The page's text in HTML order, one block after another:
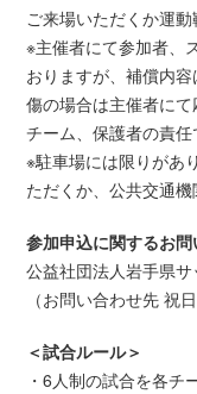
ご来場いただくか運動
※主催者にて参加者、
おりますが、補償内
傷の場合は主催者に
チーム、保護者の責任
※駐車場には限りがあ
ただくか、公共交通機
参加申込に関するお問
公益社団法人岩手県
（お問い合わせ先 祝
＜試合ルール＞
・6人制の試合を各チ